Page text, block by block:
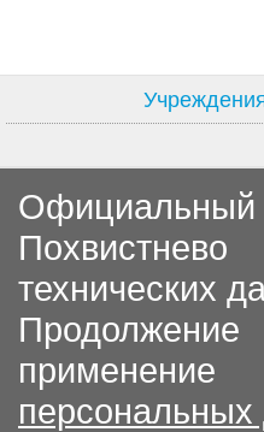
технических